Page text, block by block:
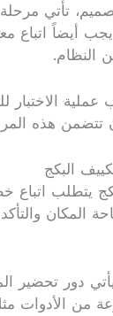
تأتي
أيضاً اتباع
النظام.
عملية
هذه
البكج
يتطلب اتباع
المكان
يأتي دور
من الأدوات